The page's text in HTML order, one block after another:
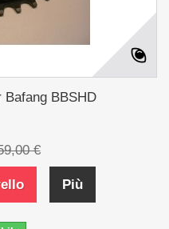
Bafang BBSHD
€
Più